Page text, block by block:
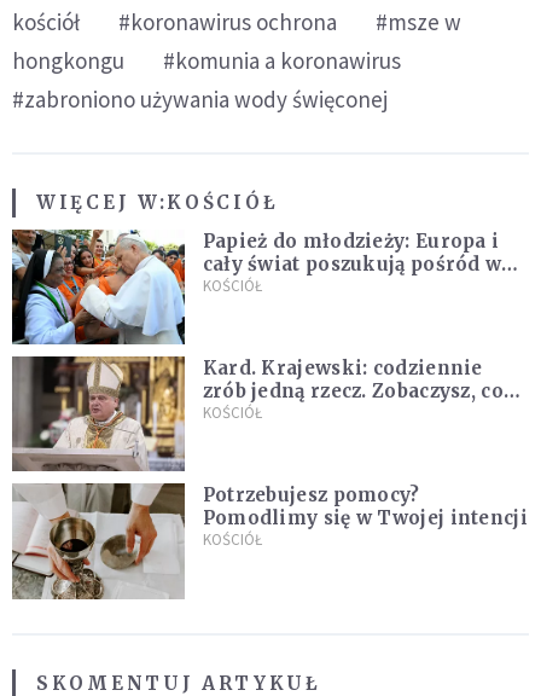
kościół
#koronawirus ochrona
#msze w
hongkongu
#komunia a koronawirus
#zabroniono używania wody święconej
WIĘCEJ W:KOŚCIÓŁ
Papież do młodzieży: Europa i
cały świat poszukują pośród was
nowych świętych
KOŚCIÓŁ
Kard. Krajewski: codziennie
zrób jedną rzecz. Zobaczysz, co
stanie się z twoim życiem
KOŚCIÓŁ
Potrzebujesz pomocy?
Pomodlimy się w Twojej intencji
KOŚCIÓŁ
SKOMENTUJ ARTYKUŁ